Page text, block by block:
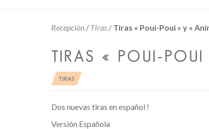
Recepción / Tiras / Tiras « Poui-Poui » y «
TIRAS « POUI-
TIRAS
Dos nuevas tiras en español !
Versión Española